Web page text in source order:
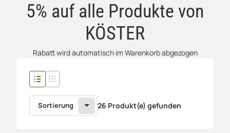
5% auf alle Produkte von
KÖSTER
Rabatt wird automatisch im Warenkorb abgezogen
Sortierung 26 Produkt(e) gefunden